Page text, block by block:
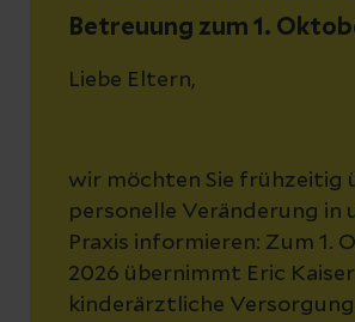
Betreuung zum 1.
Liebe Eltern,
wir möchten Sie frühzeitig
personelle Veränderung in
Praxis informieren: Zum 1.
2026 übernimmt Eric
kinderärztliche